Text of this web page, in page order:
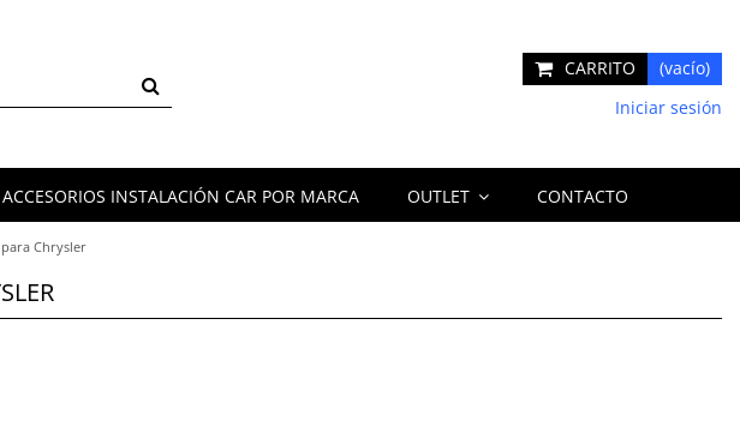
CARRITO
(vacío)
Iniciar sesión
ACCESORIOS INSTALACIÓN CAR POR MARCA OUTLET CONTACTO
Chrysler